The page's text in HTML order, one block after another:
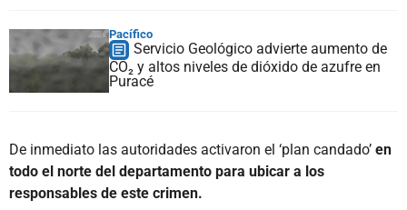
Pacífico
Servicio Geológico advierte aumento de
CO₂ y altos niveles de dióxido de azufre en
Puracé
De inmediato las autoridades activaron el ‘plan candado’ en
todo el norte del departamento para ubicar a los
responsables de este crimen.